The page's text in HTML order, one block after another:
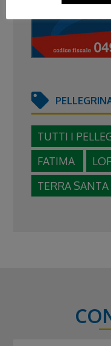
TUTTI I
FATIMA
TERRA SANTA